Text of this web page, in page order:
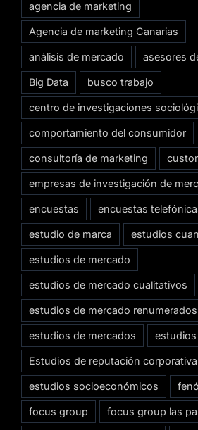
agencia de marketing
Agencia de marketing Canarias
análisis de mercado asesores
Big Data busco trabajo
centro de investigaciones
comportamiento del consumidor
consultoría de marketing
empresas de investigación de
encuestas encuestas
estudio de marca estudios
estudios de mercado
estudios de mercado cualitativos
estudios de mercado renumerados
estudios de mercados
Estudios de reputación corporativa
estudios socioeconómicos
focus group focus group las